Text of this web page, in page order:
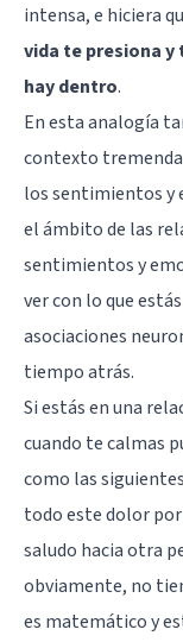
intensa, e hiciera
vida te presiona y
hay dentro.
En esta analogía
contexto
los sentimientos y
el ámbito de las
sentimientos y
ver con lo que
asociaciones
tiempo atrás.
Si estás en una
cuando te calmas
como las
todo este dolor
saludo hacia otra
obviamente, no
es matemático y